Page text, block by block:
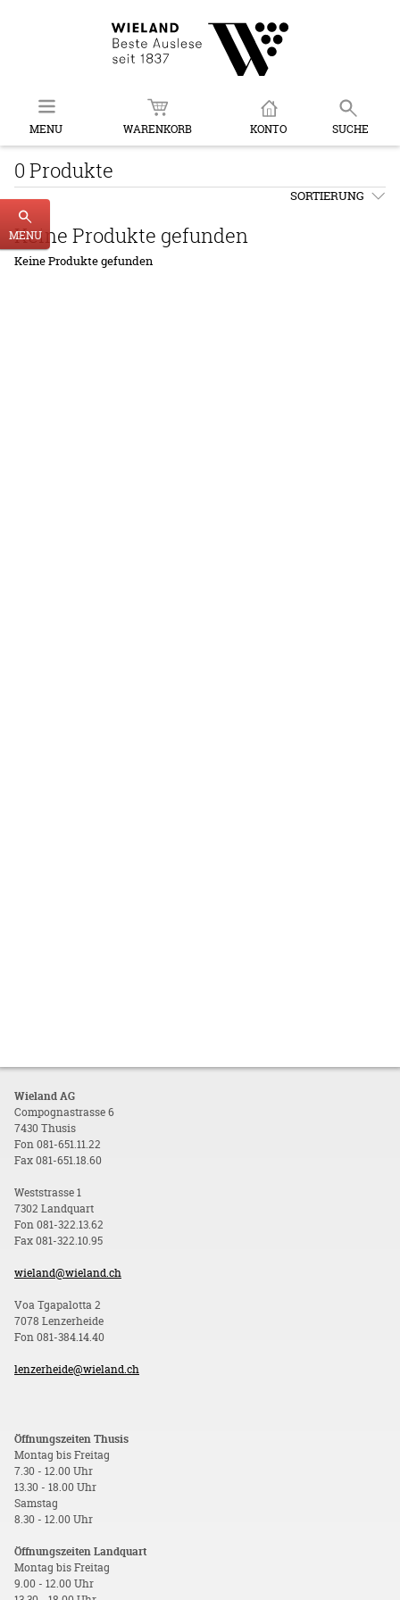
MENU WARENKORB KONTO SUCHE
MENU
0 Produkte
SORTIERUNG
Keine Produkte gefunden
Keine Produkte gefunden
Wieland AG
Compognastrasse 6
7430 Thusis
Fon 081-651.11.22
Fax 081-651.18.60
Weststrasse 1
7302 Landquart
Fon 081-322.13.62
Fax 081-322.10.95
wieland@wieland.ch
Voa Tgapalotta 2
7078 Lenzerheide
Fon 081-384.14.40
lenzerheide@wieland.ch
Öffnungszeiten Thusis
Montag bis Freitag
7.30 - 12.00 Uhr
13.30 - 18.00 Uhr
Samstag
8.30 - 12.00 Uhr
Öffnungszeiten Landquart
Montag bis Freitag
9.00 - 12.00 Uhr